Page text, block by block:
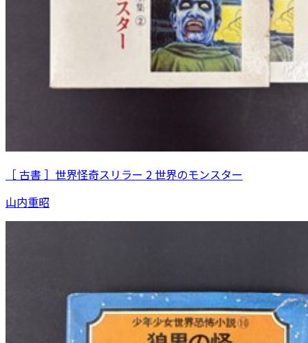
［ 古書 ］世界怪奇スリラー 2 世界のモンスター
山内重昭